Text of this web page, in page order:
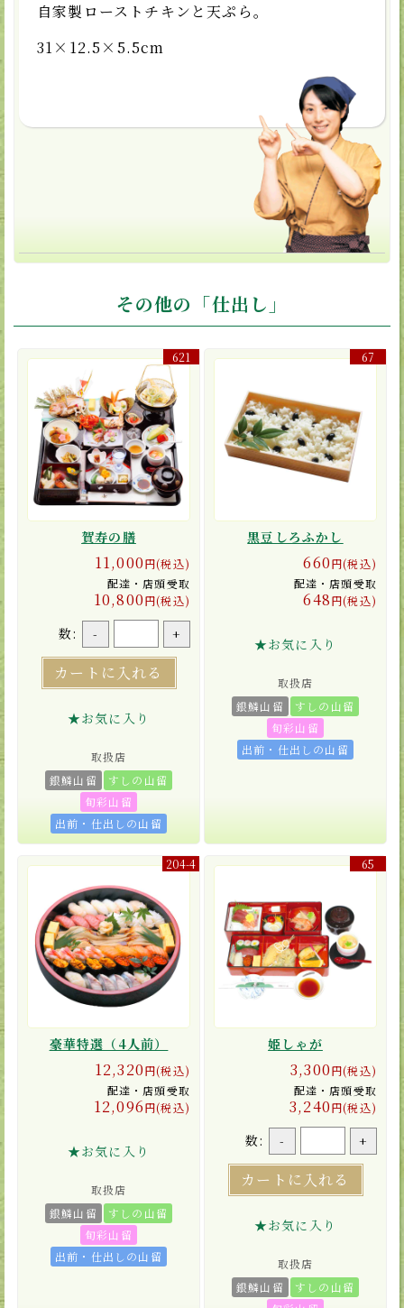
自家製ローストチキンと天ぷら。
31×12.5×5.5cm
その他の「仕出し」
621
賀寿の膳
11,000円(税込)
配達・店頭受取
10,800円(税込)
数: - +
カートに入れる
★お気に入り
取扱店
銀鱗山留
すしの山留
旬彩山留
出前・仕出しの山留
67
黒豆しろふかし
660円(税込)
配達・店頭受取
648円(税込)
★お気に入り
取扱店
銀鱗山留
すしの山留
旬彩山留
出前・仕出しの山留
204-4
豪華特選（4人前）
12,320円(税込)
配達・店頭受取
12,096円(税込)
★お気に入り
取扱店
銀鱗山留
すしの山留
旬彩山留
出前・仕出しの山留
65
姫しゃが
3,300円(税込)
配達・店頭受取
3,240円(税込)
数: - +
カートに入れる
★お気に入り
取扱店
銀鱗山留
すしの山留